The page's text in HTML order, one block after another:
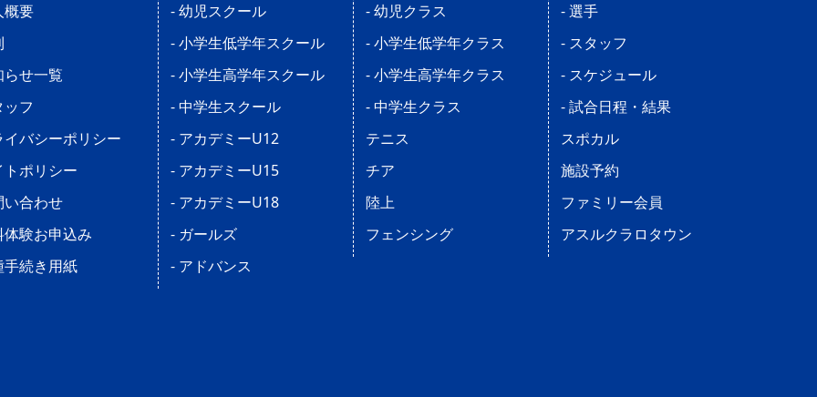
概要
らせ一覧
フ
イバシーポリシー
トポリシー
い合わせ
体験お申込み
手続き用紙
- 幼児スクール
- 小学生低学年スクール
- 小学生高学年スクール
- 中学生スクール
- アカデミーU12
- アカデミーU15
- アカデミーU18
- ガールズ
- アドバンス
- 幼児クラス
- 小学生低学年クラス
- 小学生高学年クラス
- 中学生クラス
テニス
チア
陸上
フェンシング
- 選手
- スタッフ
- スケジュール
- 試合日程・結果
スポカル
施設予約
ファミリー会員
アスルクラロタウン